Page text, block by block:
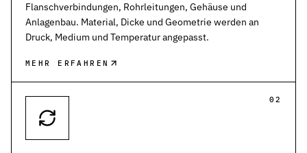
Flanschverbindungen, Rohrleitungen, Gehäuse und
Anlagenbau. Material, Dicke und Geometrie werden an
Druck, Medium und Temperatur angepasst.
MEHR ERFAHREN
02